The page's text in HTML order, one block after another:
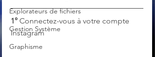
Explorateurs de fichiers
Gestion Système
Graphisme
1° Connectez-vous à votre compte
Instagram